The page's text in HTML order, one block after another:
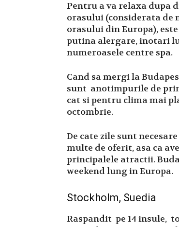
Pentru a va relaxa dupa
orasului (considerata de
orasului din Europa),
putina alergare, inotari
numeroasele centre spa.
Cand sa mergi la
sunt anotimpurile de
cat si pentru clima mai
octombrie.
De cate zile sunt
multe de oferit, asa ca
principalele atractii.
weekend lung in Europa.
Stockholm, Suedia
Raspandit pe 14 insule,